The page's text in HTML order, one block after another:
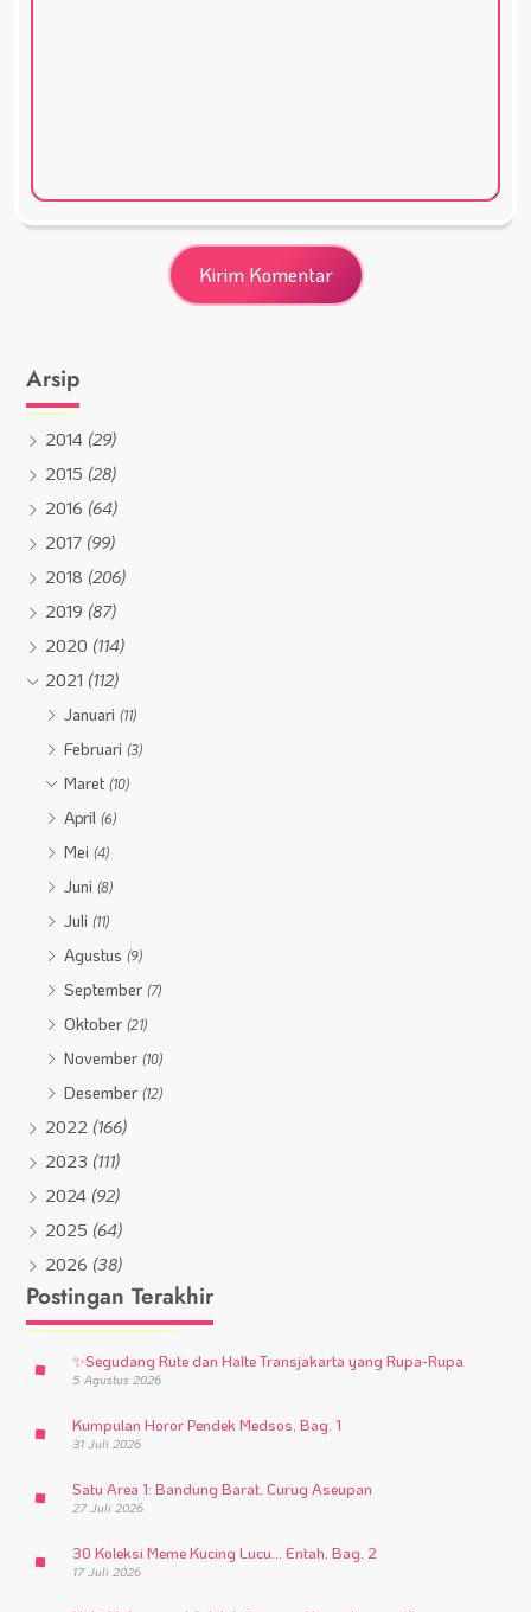
Arsip
2014 (29)
2015 (28)
2016 (64)
2017 (99)
2018 (206)
2019 (87)
2020 (114)
2021 (112)
Januari(11)
Februari(3)
Maret(10)
April(6)
Mei(4)
Juni(8)
Juli(11)
Agustus(9)
September(7)
Oktober(21)
November(10)
Desember(12)
2022 (166)
2023 (111)
2024 (92)
2025 (64)
2026 (38)
Postingan Terakhir
✨Segudang Rute dan Halte Transjakarta yang Rupa-Rupa
5 Agustus 2026
Kumpulan Horor Pendek Medsos, Bag. 1
31 Juli 2026
Satu Area 1: Bandung Barat, Curug Aseupan
27 Juli 2026
30 Koleksi Meme Kucing Lucu… Entah, Bag. 2
17 Juli 2026